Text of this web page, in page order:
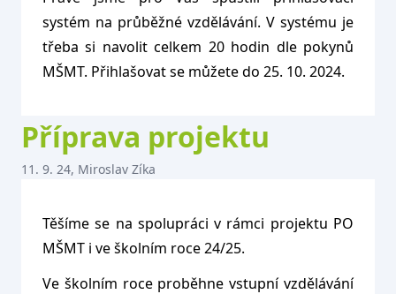
systém na průběžné vzdělávání. V systému je
třeba si navolit celkem 20 hodin dle pokynů
MŠMT. Přihlašovat se můžete do 25. 10. 2024.
Příprava projektu
11. 9. 24, Miroslav Zíka
Těšíme se na spolupráci v rámci projektu PO
MŠMT i ve školním roce 24/25.
Ve školním roce proběhne vstupní vzdělávání